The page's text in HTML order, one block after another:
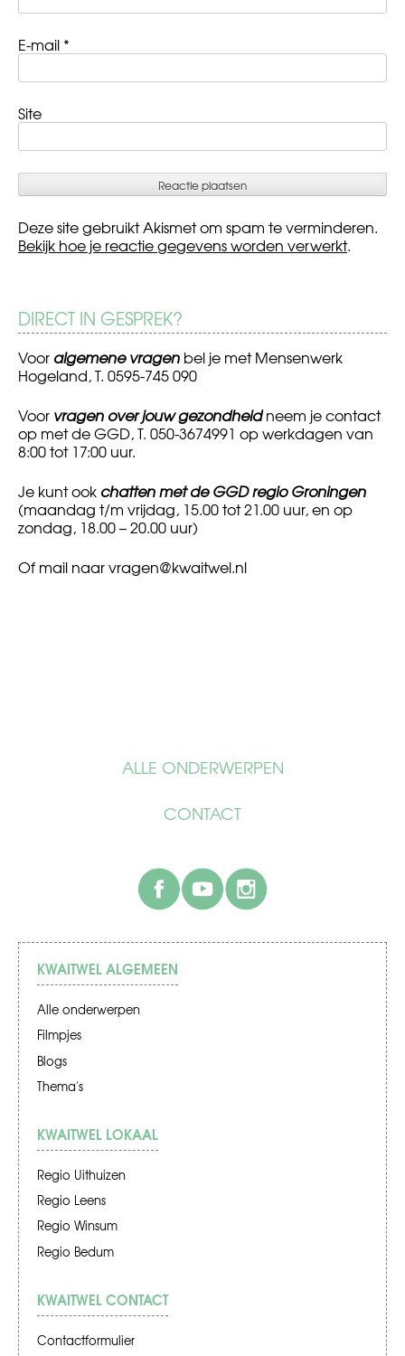
ALLE ONDERWERPEN
CONTACT
facebook
E-mail *
Site
Deze site gebruikt Akismet om spam te verminderen.
Bekijk hoe je reactie gegevens worden verwerkt.
DIRECT IN GESPREK?
Voor algemene vragen bel je met Mensenwerk
Hogeland, T. 0595-745 090
Voor vragen over jouw gezondheidneem je contact
op met de GGD, T. 050-3674991 op werkdagen van
8:00 tot 17:00 uur.
Je kunt ook chatten met de GGD regio Groningen
(maandag t/m vrijdag, 15.00 tot 21.00 uur, en op
zondag, 18.00 – 20.00 uur)
Of mail naarvragen@kwaitwel.nl
KWAITWEL ALGEMEEN
Alle onderwerpen
Filmpjes
Blogs
Thema's
KWAITWEL LOKAAL
Regio Uithuizen
Regio Leens
Regio Winsum
Regio Bedum
KWAITWEL CONTACT
Contactformulier